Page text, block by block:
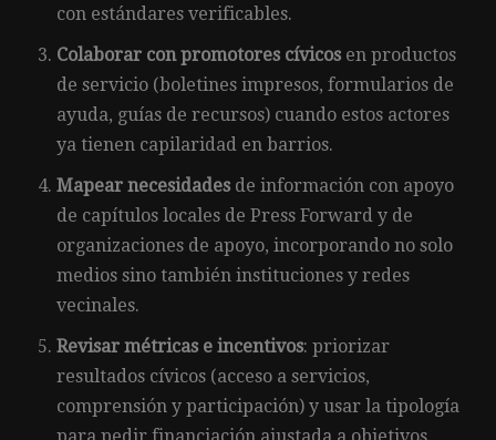
con estándares verificables.
Colaborar con promotores cívicos en productos
de servicio (boletines impresos, formularios de
ayuda, guías de recursos) cuando estos actores
ya tienen capilaridad en barrios.
Mapear necesidades de información con apoyo
de capítulos locales de Press Forward y de
organizaciones de apoyo, incorporando no solo
medios sino también instituciones y redes
vecinales.
Revisar métricas e incentivos: priorizar
resultados cívicos (acceso a servicios,
comprensión y participación) y usar la tipología
para pedir financiación ajustada a objetivos.